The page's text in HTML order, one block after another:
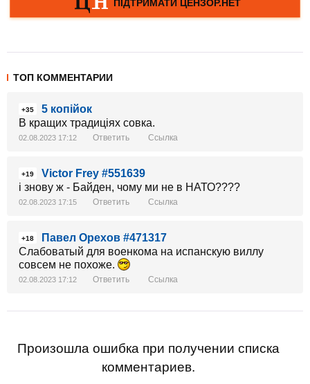
ТОП КОММЕНТАРИИ
+35
5 копійок
В кращих традиціях совка.
02.08.2023 17:12 Ответить Ссылка
+19
Victor Frey #551639
і знову ж - Байден, чому ми не в НАТО????
02.08.2023 17:15 Ответить Ссылка
+18
Павел Орехов #471317
Слабоватый для военкома на испанскую виллу
совсем не похоже.
02.08.2023 17:12 Ответить Ссылка
Произошла ошибка при получении списка
комментариев.